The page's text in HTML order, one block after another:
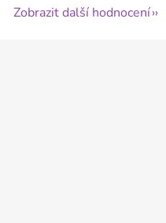
Zobrazit další hodnocení